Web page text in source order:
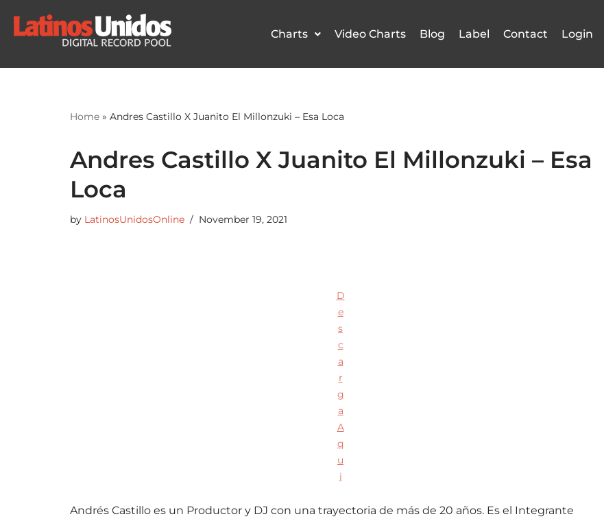
Skip
Charts Video Charts Blog Label Contact Login
Home » Andres Castillo X Juanito El Millonzuki – Esa Loca
Andres Castillo X Juanito El Millonzuki – Esa
Loca
by LatinosUnidosOnline November 19, 2021
D
e
s
c
a
r
g
a
A
q
u
i
Andrés Castillo es un Productor y DJ con una trayectoria de más de 20 años. Es el Integrante